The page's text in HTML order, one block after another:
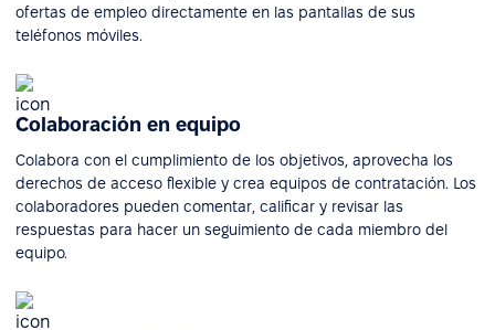
ofertas de empleo directamente en las pantallas de sus
teléfonos móviles.
Colaboración en equipo
Colabora con el cumplimiento de los objetivos, aprovecha los
derechos de acceso flexible y crea equipos de contratación. Los
colaboradores pueden comentar, calificar y revisar las
respuestas para hacer un seguimiento de cada miembro del
equipo.